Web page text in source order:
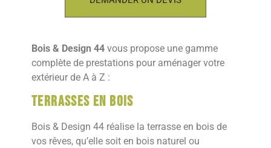
Bois & Design 44 vous propose une gamme
complète de prestations pour aménager votre
extérieur de A à Z :
Terrasses en bois
Bois & Design 44 réalise la terrasse en bois de
vos rêves, qu’elle soit en bois naturel ou